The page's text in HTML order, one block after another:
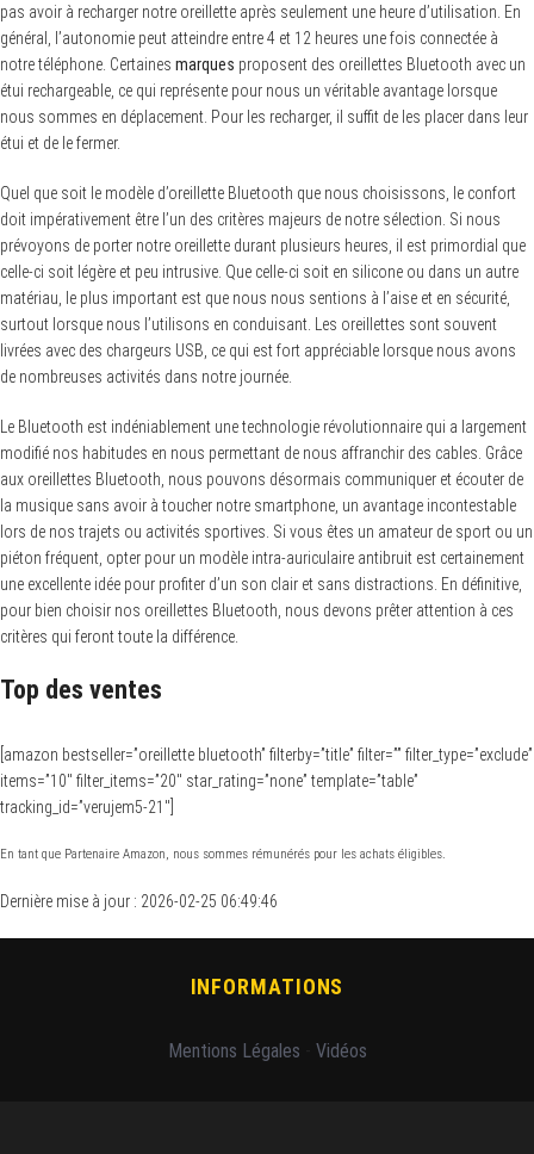
pas avoir à recharger notre oreillette après seulement une heure d’utilisation. En
général, l’autonomie peut atteindre entre 4 et 12 heures une fois connectée à
notre téléphone. Certaines marques proposent des oreillettes Bluetooth avec un
étui rechargeable, ce qui représente pour nous un véritable avantage lorsque
nous sommes en déplacement. Pour les recharger, il suffit de les placer dans leur
étui et de le fermer.
Quel que soit le modèle d’oreillette Bluetooth que nous choisissons, le confort
doit impérativement être l’un des critères majeurs de notre sélection. Si nous
prévoyons de porter notre oreillette durant plusieurs heures, il est primordial que
celle-ci soit légère et peu intrusive. Que celle-ci soit en silicone ou dans un autre
matériau, le plus important est que nous nous sentions à l’aise et en sécurité,
surtout lorsque nous l’utilisons en conduisant. Les oreillettes sont souvent
livrées avec des chargeurs USB, ce qui est fort appréciable lorsque nous avons
de nombreuses activités dans notre journée.
Le Bluetooth est indéniablement une technologie révolutionnaire qui a largement
modifié nos habitudes en nous permettant de nous affranchir des cables. Grâce
aux oreillettes Bluetooth, nous pouvons désormais communiquer et écouter de
la musique sans avoir à toucher notre smartphone, un avantage incontestable
lors de nos trajets ou activités sportives. Si vous êtes un amateur de sport ou un
piéton fréquent, opter pour un modèle intra-auriculaire antibruit est certainement
une excellente idée pour profiter d’un son clair et sans distractions. En définitive,
pour bien choisir nos oreillettes Bluetooth, nous devons prêter attention à ces
critères qui feront toute la différence.
Top des ventes
[amazon bestseller=”oreillette bluetooth” filterby=”title” filter=”” filter_type=”exclude”
items=”10″ filter_items=”20″ star_rating=”none” template=”table”
tracking_id=”verujem5-21″]
En tant que Partenaire Amazon, nous sommes rémunérés pour les achats éligibles.
Dernière mise à jour : 2026-02-25 06:49:46
INFORMATIONS
Mentions Légales Vidéos